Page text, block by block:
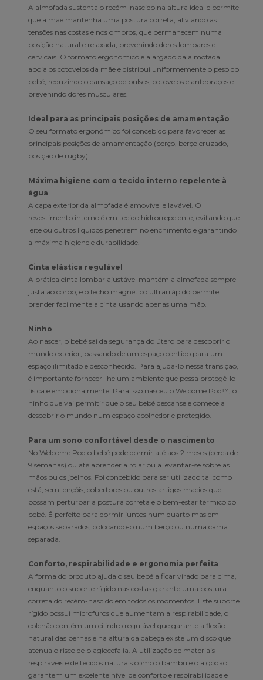
A almofada sustenta o recém-nascido na altura ideal e permite
que a mãe mantenha uma postura correta, aliviando as
tensões nas costas e nos ombros, que permanecem numa
posição natural e relaxada, prevenindo dores lombares e
cervicais. O formato ergonómico e alargado da almofada
apoia os cotovelos da mãe e distribui uniformemente o peso do
bebé, reduzindo o cansaço de pulsos, cotovelos e antebraços e
prevenindo dores musculares.
Ideal para as principais posições de amamentação
O seu formato ergonómico foi concebido para favorecer as
principais posições de amamentação (berço, berço cruzado,
posição de rugby).
Máxima higiene com o tecido interno repelente à
água
A capa exterior da almofada é amovível e lavável. O
revestimento interno é em tecido hidrorrepelente, evitando que
leite ou outros líquidos penetrem no enchimento e garantindo
a máxima higiene e durabilidade.
Cinta elástica regulável
A prática cinta lombar ajustável mantém a almofada sempre
justa ao corpo, e o fecho magnético ultrarrápido permite
prender facilmente a cinta usando apenas uma mão.
Ninho
Ao nascer, o bebé sai da segurança do útero para descobrir o
mundo exterior, passando de um espaço contido para um
espaço ilimitado e desconhecido. Para ajudá-lo nessa transição,
é importante fornecer-lhe um ambiente que possa protegê-lo
física e emocionalmente. Para isso nasceu o Welcome Pod™, o
ninho que vai permitir que o seu bebé descanse e comece a
descobrir o mundo num espaço acolhedor e protegido.
Para um sono confortável desde o nascimento
No Welcome Pod o bebé pode dormir até aos 2 meses (cerca de
9 semanas) ou até aprender a rolar ou a levantar-se sobre as
mãos ou os joelhos. Foi concebido para ser utilizado tal como
está, sem lençóis, cobertores ou outros artigos macios que
possam perturbar a postura correta e o bem-estar térmico do
bebé. É perfeito para dormir juntos num quarto mas em
espaços separados, colocando-o num berço ou numa cama
separada.
Conforto, respirabilidade e ergonomia perfeita
A forma do produto ajuda o seu bebé a ficar virado para cima,
enquanto o suporte rígido nas costas garante uma postura
correta do recém-nascido em todos os momentos. Este suporte
rígido possui microfuros que aumentam a respirabilidade, o
colchão contém um cilindro regulável que garante a flexão
natural das pernas e na altura da cabeça existe um disco que
atenua o risco de plagiocefalia. A utilização de materiais
respiráveis e de tecidos naturais como o bambu e o algodão
garantem um excelente nível de conforto e respirabilidade e